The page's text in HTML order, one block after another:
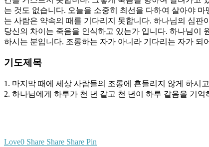
는 것도 없습니다. 오늘을 소중히 최선을 다하여 살아야
는 사람은 약속의 때를 기다리지 못합니다. 하나님의 심
당신의 차이는 죽음을 인식하고 있는가 입니다. 하나님이
하시는 분입니다. 조롱하는 자가 아니라 기다리는 자가 되
기도제목
1. 마지막 때에 세상 사람들의 조롱에 흔들리지 않게 하시
2. 하나님에게 하루가 천 년 같고 천 년이 하루 같음을 기
Love0 Share Share Share Pin